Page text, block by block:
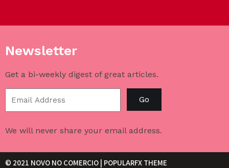
Newsletter
Get a bi-weekly digest of great articles.
Go
We will never share your email address.
© 2021 NOVO NO COMERCIO | POPULARFX THEME